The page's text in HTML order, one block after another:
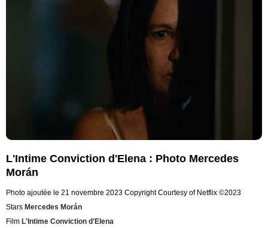
L'Intime Conviction d'Elena : Photo Mercedes
Morán
Photo ajoutée le 21 novembre 2023 Copyright Courtesy of Netflix ©2023
Stars Mercedes Morán
Film L'Intime Conviction d'Elena